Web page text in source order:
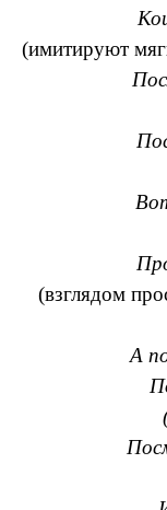
(имитируют
(взглядом
А